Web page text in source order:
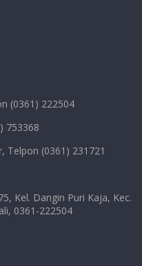
(0361) 222504
753368
Telpon (0361) 231721
Kel. Dangin Puri Kaja, Kec.
0361-222504